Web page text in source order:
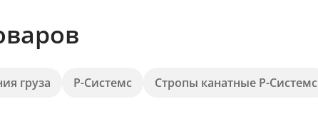
груза Р-Системс Стропы канатные Р-Системс